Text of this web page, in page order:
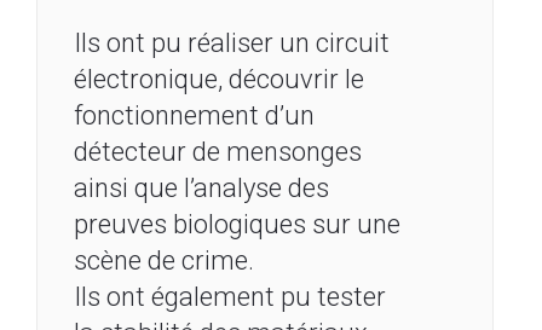
Ils ont pu réaliser un circuit
électronique, découvrir le
fonctionnement d’un
détecteur de mensonges
ainsi que l’analyse des
preuves biologiques sur une
scène de crime.
Ils ont également pu tester